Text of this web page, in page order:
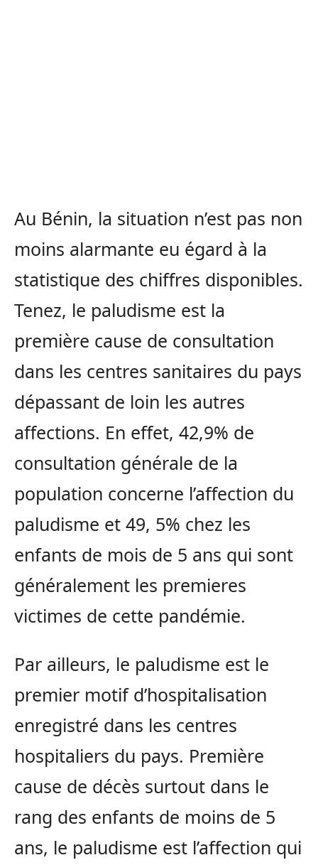
Au Bénin, la situation n’est pas non
moins alarmante eu égard à la
statistique des chiffres disponibles.
Tenez, le paludisme est la
première cause de consultation
dans les centres sanitaires du pays
dépassant de loin les autres
affections. En effet, 42,9% de
consultation générale de la
population concerne l’affection du
paludisme et 49, 5% chez les
enfants de mois de 5 ans qui sont
généralement les premieres
victimes de cette pandémie.
Par ailleurs, le paludisme est le
premier motif d’hospitalisation
enregistré dans les centres
hospitaliers du pays. Première
cause de décès surtout dans le
rang des enfants de moins de 5
ans, le paludisme est l’affection qui